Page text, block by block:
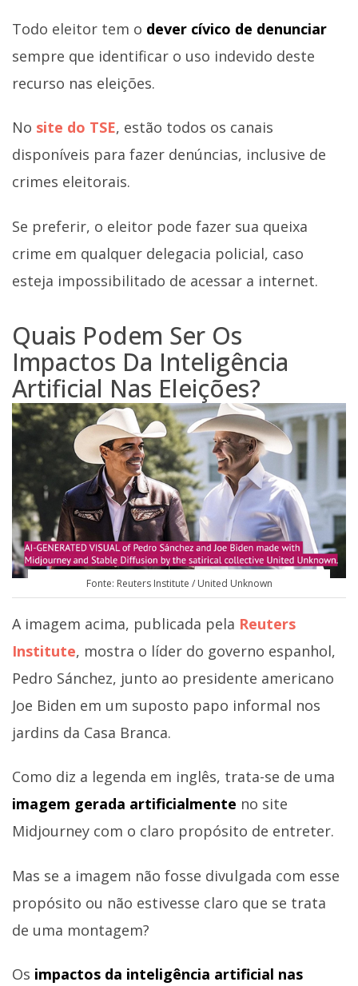
Todo eleitor tem o dever cívico de denunciar
sempre que identificar o uso indevido deste
recurso nas eleições.
No site do TSE, estão todos os canais
disponíveis para fazer denúncias, inclusive de
crimes eleitorais.
Se preferir, o eleitor pode fazer sua queixa
crime em qualquer delegacia policial, caso
esteja impossibilitado de acessar a internet.
Quais Podem Ser Os
Impactos Da Inteligência
Artificial Nas Eleições?
Fonte: Reuters Institute / United Unknown
A imagem acima, publicada pela Reuters
Institute, mostra o líder do governo espanhol,
Pedro Sánchez, junto ao presidente americano
Joe Biden em um suposto papo informal nos
jardins da Casa Branca.
Como diz a legenda em inglês, trata-se de uma
imagem gerada artificialmente no site
Midjourney com o claro propósito de entreter.
Mas se a imagem não fosse divulgada com esse
propósito ou não estivesse claro que se trata
de uma montagem?
Os impactos da inteligência artificial nas